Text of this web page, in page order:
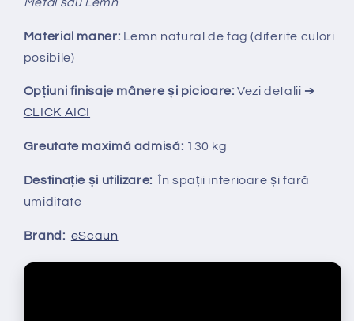
Material maner: Lemn natural de fag (diferite culori
posibile)
Opțiuni finisaje mânere și picioare:Vezi detalii ➔
CLICK AICI
Greutate maximă admisă: 130 kg
Destinație și utilizare: În spații interioare și fară
umiditate
Brand: eScaun